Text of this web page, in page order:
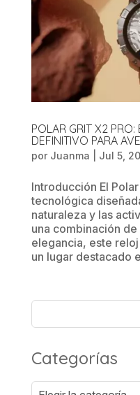
POLAR GRIT X2
DEFINITIVO PARA
por Juanma Jul 5,
Introducción El
tecnológica
naturaleza y las
una combinación
elegancia, este
un lugar destacado
Categorías
Categorías